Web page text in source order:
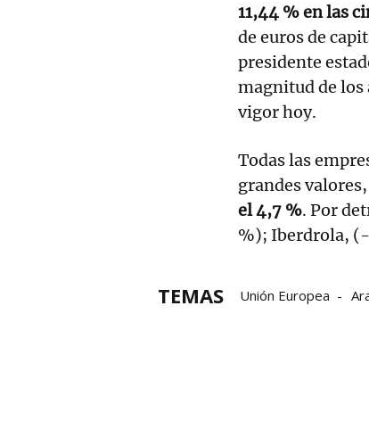
11,44 % en las
de euros de
presidente
magnitud de los
vigor hoy.
Todas las
grandes valores,
el 4,7 %. Por
%); Iberdrola, (-
TEMAS Unión Europea